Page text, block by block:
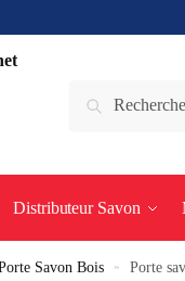
Distributeur Savon
Savon Bois » Porte